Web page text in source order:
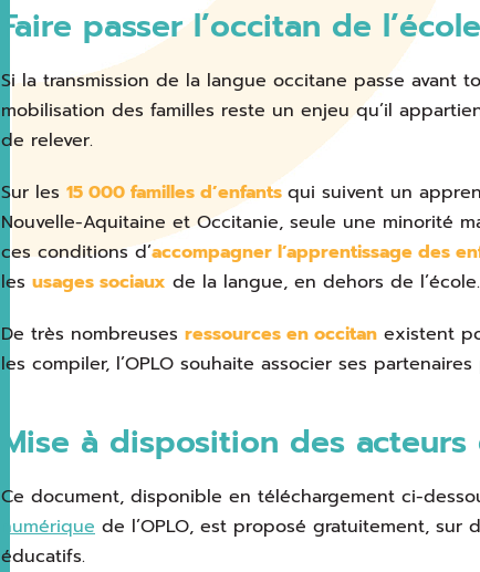
Faire passer l’occitan de
Si la transmission de la langue occitane passe avant
mobilisation des familles reste un enjeu qu’il
de relever.
Sur les 15 000 familles d’enfants qui suivent un
Nouvelle-Aquitaine et Occitanie, seule une minorité
ces conditions d’accompagner l’apprentissage des
les usages sociaux de la langue, en dehors de l’école.
De très nombreuses ressources en occitan existent
les compiler, l’OPLO souhaite associer ses
Mise à disposition des
Ce document, disponible en téléchargement ci-
numérique de l’OPLO, est proposé gratuitement, sur
éducatifs.